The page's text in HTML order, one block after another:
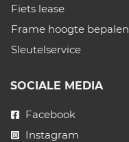
Fiets lease
Frame hoogte bepalen
Sleutelservice
SOCIALE MEDIA
Facebook
Instagram